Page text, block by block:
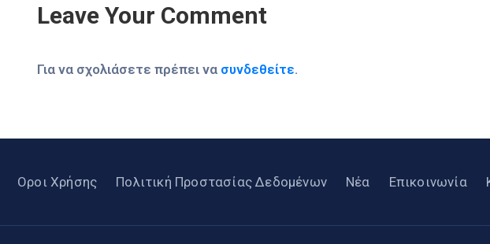
Leave Your Comment
Για να σχολιάσετε πρέπει να συνδεθείτε.
Οροι Χρήσης Πολιτική Προστασίας Δεδομένων Νέα Επικοινωνία